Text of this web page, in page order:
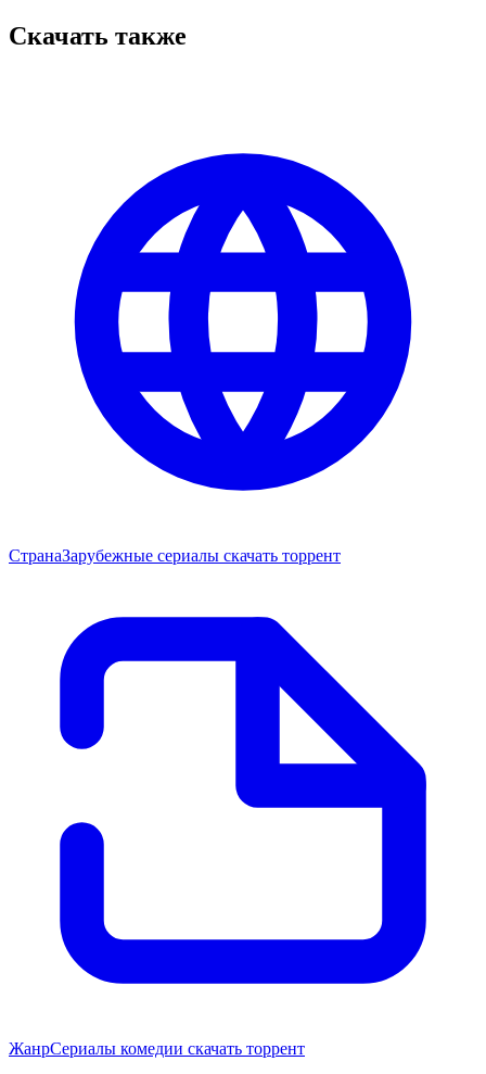
Скачать также
СтранаЗарубежные сериалы скачать торрент
ЖанрСериалы комедии скачать торрент